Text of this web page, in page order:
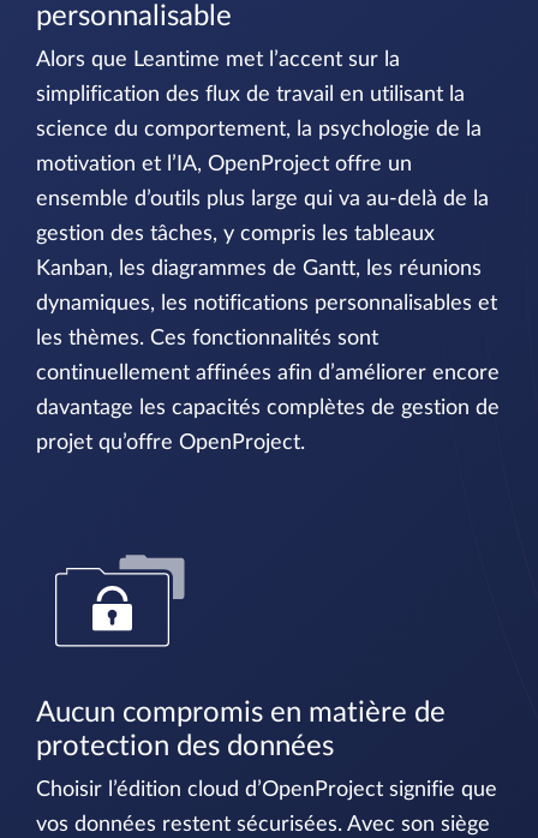
personnalisable
Alors que Leantime met l’accent sur la
simplification des flux de travail en utilisant la
science du comportement, la psychologie de la
motivation et l’IA, OpenProject offre un
ensemble d’outils plus large qui va au-delà de la
gestion des tâches, y compris les tableaux
Kanban, les diagrammes de Gantt, les réunions
dynamiques, les notifications personnalisables et
les thèmes. Ces fonctionnalités sont
continuellement affinées afin d’améliorer encore
davantage les capacités complètes de gestion de
projet qu’offre OpenProject.
Aucun compromis en matière de
protection des données
Choisir l’édition cloud d’OpenProject signifie que
vos données restent sécurisées. Avec son siège